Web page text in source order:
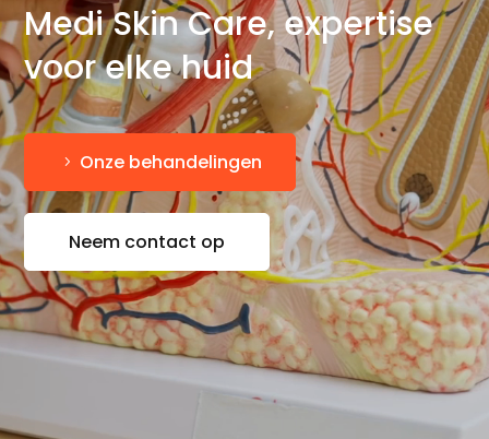
Medi Skin Care, expertise
voor elke huid
Onze behandelingen
Neem contact op